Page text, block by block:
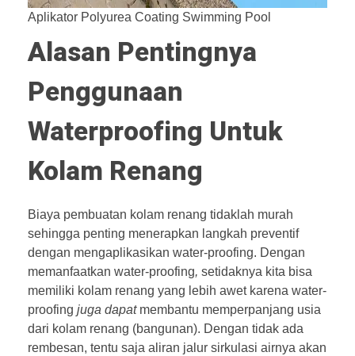
Aplikator Polyurea Coating Swimming Pool
Alasan Pentingnya
Penggunaan
Waterproofing Untuk
Kolam Renang
Biaya pembuatan kolam renang tidaklah murah
sehingga penting menerapkan langkah preventif
dengan mengaplikasikan water-proofing. Dengan
memanfaatkan water-proofing, setidaknya kita bisa
memiliki kolam renang yang lebih awet karena water-
proofing juga dapat membantu memperpanjang usia
dari kolam renang (bangunan). Dengan tidak ada
rembesan, tentu saja aliran jalur sirkulasi airnya akan